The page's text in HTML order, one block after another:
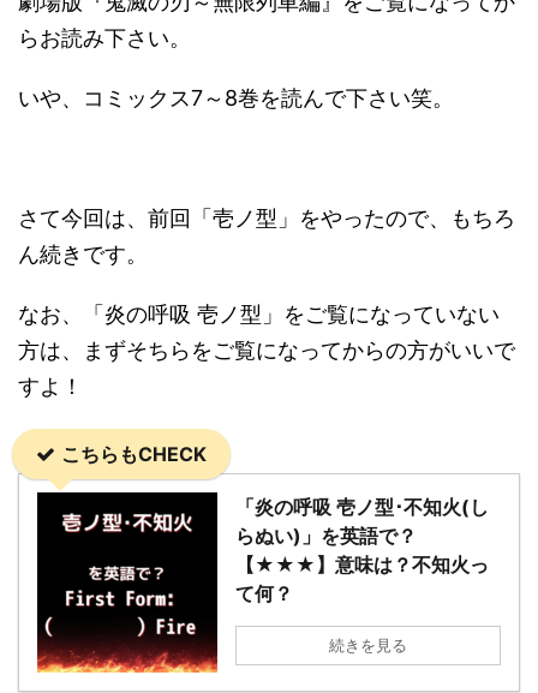
らお読み下さい。
いや、コミックス7～8巻を読んで下さい笑。
さて今回は、前回「壱ノ型」をやったので、もちろ
ん続きです。
なお、「炎の呼吸 壱ノ型」をご覧になっていない
方は、まずそちらをご覧になってからの方がいいで
すよ！
こちらもCHECK
「炎の呼吸 壱ノ型･不知火(し
らぬい)」を英語で？
【★★★】意味は？不知火っ
て何？
続きを見る